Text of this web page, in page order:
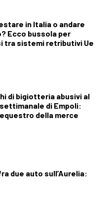
in Italia o andare
Ecco bussola per
tra sistemi retributivi Ue
di bigiotteria abusivi al
di Empoli:
della merce
due auto sull’Aurelia: